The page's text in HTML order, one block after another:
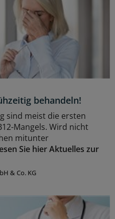
behandeln!
sind meist die ersten
Mangels. Wird nicht
mitunter
Sie hier Aktuelles zur
& Co. KG